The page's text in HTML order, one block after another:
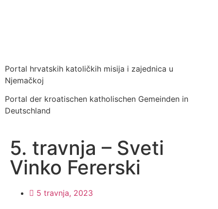
Portal hrvatskih katoličkih misija i zajednica u
Njemačkoj
Portal der kroatischen katholischen Gemeinden in
Deutschland
5. travnja – Sveti
Vinko Fererski
5 travnja, 2023